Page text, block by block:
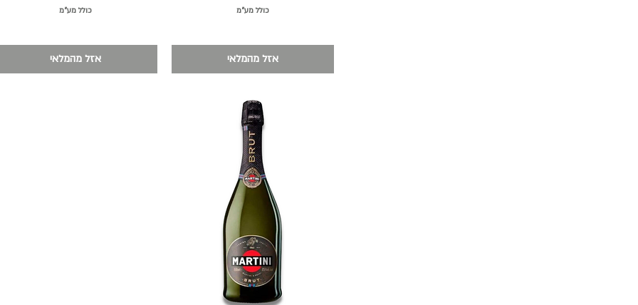
כולל מע״מ
אזל מהמלאי
כולל מע״מ
אזל מהמלאי